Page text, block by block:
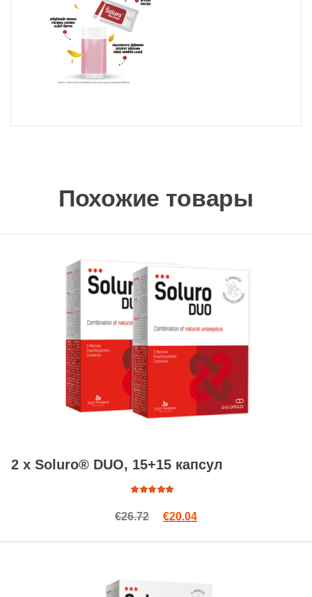
Похожие товары
2 x Soluro® DUO, 15+15 капсул
4.80
из
€26.72 Первоначальная цена
€20.04Текущая цена: